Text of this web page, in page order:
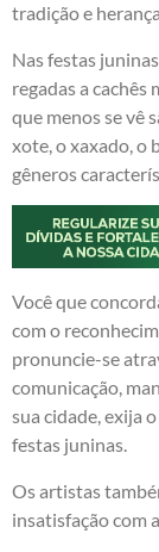
tradição e
Nas festas
regadas a cachês
que menos se vê
xote, o xaxado, o
gêneros
Você que
com o
pronuncie-se
comunicação,
sua cidade, exija
festas juninas.
Os artistas
insatisfação com